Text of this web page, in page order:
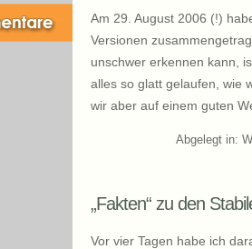
Am 29. August 2006 (!)
Versionen
unschwer erkennen kann,
alles so glatt gelaufen, wie
wir aber auf einem guten
Abgelegt in:
„Fakten“ zu den
Vor vier Tagen habe ich